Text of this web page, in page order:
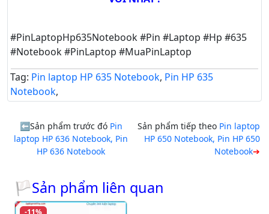
#PinLaptopHp635Notebook #Pin #Laptop #Hp #635
#Notebook #PinLaptop #MuaPinLaptop
Tag: Pin laptop HP 635 Notebook, Pin HP 635
Notebook,
Sản phẩm trước đó Pin
laptop HP 636 Notebook, Pin
HP 636 Notebook
Sản phẩm tiếp theo Pin laptop
HP 650 Notebook, Pin HP 650
Notebook
🏳Sản phẩm liên quan
-11%